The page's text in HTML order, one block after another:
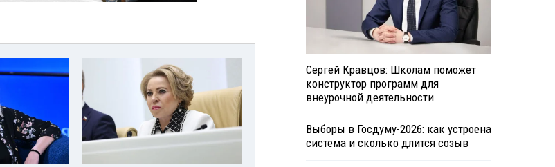
Сергей Кравцов: Школам поможет
конструктор программ для
внеурочной деятельности
Выборы в Госдуму-2026: как устроена
система и сколько длится созыв